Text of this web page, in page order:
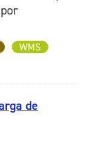
WMS
de